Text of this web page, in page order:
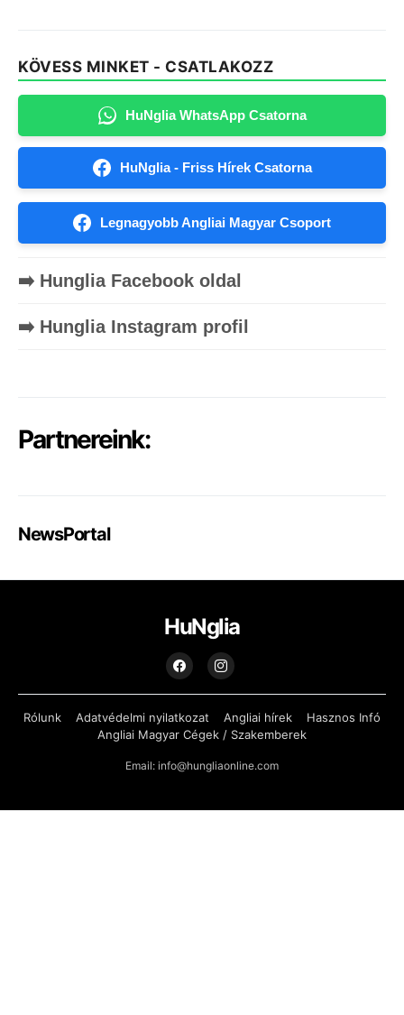
KÖVESS MINKET - CSATLAKOZZ
HuNglia WhatsApp Csatorna
HuNglia - Friss Hírek Csatorna
Legnagyobb Angliai Magyar Csoport
➡️ Hunglia Facebook oldal
➡️ Hunglia Instagram profil
Partnereink:
NewsPortal
HuNglia
Rólunk Adatvédelmi nyilatkozat Angliai hírek
Hasznos Infó
Angliai Magyar Cégek / Szakemberek
Email: info@hungliaonline.com